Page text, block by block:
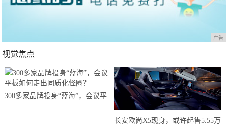
广告
视觉焦点
300多家品牌投身“蓝海”，会议平
长安欧尚X5现身，或许起售5.55万